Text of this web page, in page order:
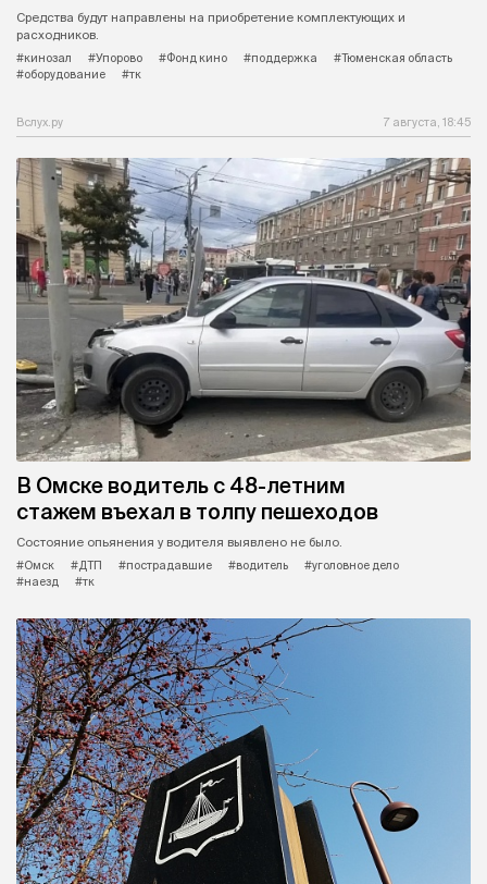
Средства будут направлены на приобретение комплектующих и
расходников.
#кинозал
#Упорово #Фонд кино #поддержка
#Тюменская область
#оборудование
#тк
Вслух.ру 7 августа, 18:45
В Омске водитель с 48-летним
стажем въехал в толпу пешеходов
Состояние опьянения у водителя выявлено не было.
#Омск
#ДТП #пострадавшие #водитель
#уголовное дело
#наезд
#тк